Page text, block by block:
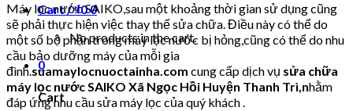
Cart /₫00
No products in the cart.
0
Cart
Máy lọc nước SAIKO,sau một khoảng thời gian sử dụng cũng
sẽ phải thực hiện việc thay thế sửa chữa. Điều này có thể do
một số bộ phận trong máy lọc nước bị hỏng,cũng có thể do nhu
cầu bảo dưỡng máy của mỗi gia
đình.suamaylocnuoctainha.com cung cấp dịch vụ sửa chữa
máy lọc nước SAIKO Xã Ngọc Hồi Huyện Thanh Trì,nhằm
đáp ứng nhu cầu sửa máy lọc của quý khách .